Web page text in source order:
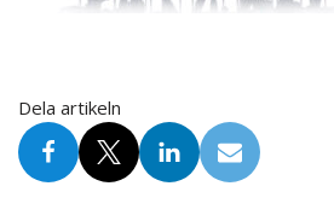
Dela artikeln